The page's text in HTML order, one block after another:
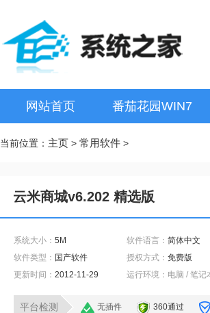
网站首页 番茄花园WIN7
当前位置： 主页 > 常用软件 >
云米商城v6.202 精选版
系统大小： 5M 软件语言： 简体中文
软件类型： 国产软件 授权方式： 免费版
更新时间： 2012-11-29 运行环境：电脑 / 笔记
平台检测 无插件 360通过